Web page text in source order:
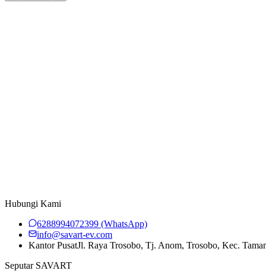
Hubungi Kami
6288994072399 (WhatsApp)
info@savart-ev.com
Kantor PusatJl. Raya Trosobo, Tj. Anom, Trosobo, Kec.
Seputar SAVART